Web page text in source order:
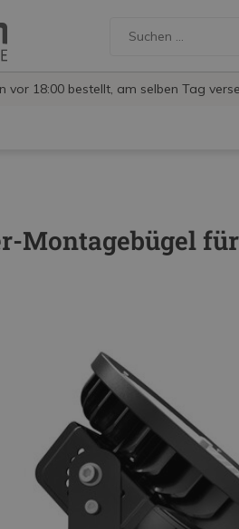
vor 18:00 bestellt, am selben Tag
Montagebügel